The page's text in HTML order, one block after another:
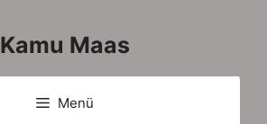
Kamu Maas
Menü